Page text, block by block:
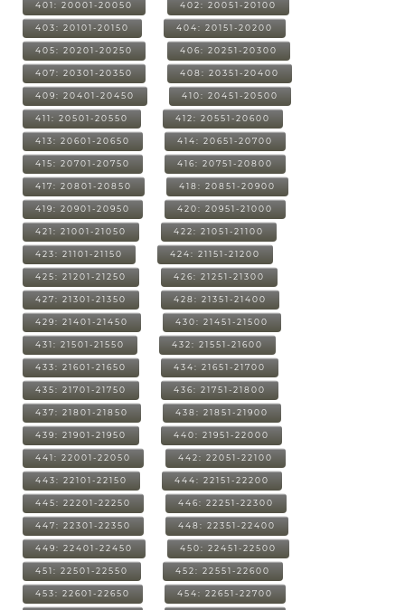
401: 20001-20050 402: 20051-20100
403: 20101-20150 404: 20151-20200
405: 20201-20250 406: 20251-20300
407: 20301-20350 408: 20351-20400
409: 20401-20450 410: 20451-20500
411: 20501-20550 412: 20551-20600
413: 20601-20650 414: 20651-20700
415: 20701-20750 416: 20751-20800
417: 20801-20850 418: 20851-20900
419: 20901-20950 420: 20951-21000
421: 21001-21050 422: 21051-21100
423: 21101-21150 424: 21151-21200
425: 21201-21250 426: 21251-21300
427: 21301-21350 428: 21351-21400
429: 21401-21450 430: 21451-21500
431: 21501-21550 432: 21551-21600
433: 21601-21650 434: 21651-21700
435: 21701-21750 436: 21751-21800
437: 21801-21850 438: 21851-21900
439: 21901-21950 440: 21951-22000
441: 22001-22050 442: 22051-22100
443: 22101-22150 444: 22151-22200
445: 22201-22250 446: 22251-22300
447: 22301-22350 448: 22351-22400
449: 22401-22450 450: 22451-22500
451: 22501-22550 452: 22551-22600
453: 22601-22650 454: 22651-22700